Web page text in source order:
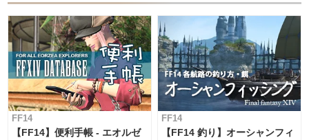
FF14
【FF14】便利手帳 - エオルゼ
FF14
【FF14 釣り】オーシャンフィ